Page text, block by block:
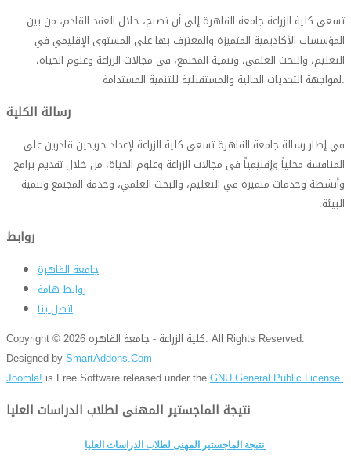
تسعى كلية الزراعة جامعة القاهرة إلى أن تصبح، خلال العقد القادم، من بين
المؤسسات الأكاديمية المتميزة والمعترف بها على المستوى الإقليمي في
التعليم، والبحث العلمي، وتنمية المجتمع، في مجالات الزراعة وعلوم الحياة،
لمواجهة التحديات الحالية والمستقبلية للتنمية المستدامة.
في إطار رسالة جامعة القاهرة تسعى كلية الزراعة لإعداد خريجين قادرين على
المنافسة محلياً وإقليمياً فى مجالات الزراعة وعلوم الحياة، من خلال تقديم برامج
وأنشطة وخدمات متميزة في التعليم، والبحث العلمي، وخدمة المجتمع وتنمية
البيئة.
روابط
جامعة القاهرة
روابط هامة
اتصل بنا
Copyright © 2026 كلية الزراعة - جامعة القاهره. All Rights Reserved.
Designed bySmartAddons.Com
Joomla! is Free Software released under theGNU General Public License.
نتيجة الماجستير المهنى لطلاب الدراسات العليا